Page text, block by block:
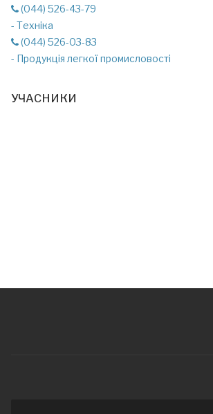
(044) 526-43-79
- Техніка
(044) 526-03-83
- Продукція легкої промисловості
УЧАСНИКИ